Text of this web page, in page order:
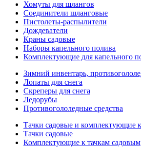
Хомуты для шлангов
Соединители шланговые
Пистолеты-распылители
Дождеватели
Краны садовые
Наборы капельного полива
Комплектующие для капельного
Зимний инвентарь,
Лопаты для снега
Скреперы для снега
Ледорубы
Противогололедные средства
Тачки садовые и комплектующие
Тачки садовые
Комплектующие к тачкам садовым